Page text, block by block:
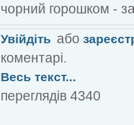
чорний горошком -
Увійдіть або
коментарі.
Весь текст...
переглядів 4340